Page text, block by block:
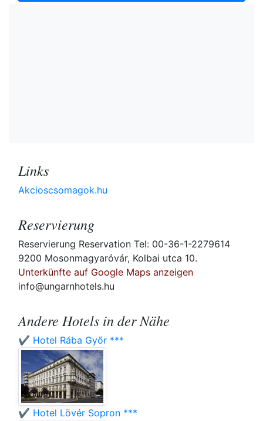
Links
Akcioscsomagok.hu
Reservierung
Reservierung Reservation Tel: 00-36-1-2279614
9200 Mosonmagyaróvár, Kolbai utca 10.
Unterkünfte auf Google Maps anzeigen
info@ungarnhotels.hu
Andere Hotels in der Nähe
✔️ Hotel Rába Győr ***
✔️ Hotel Lövér Sopron ***